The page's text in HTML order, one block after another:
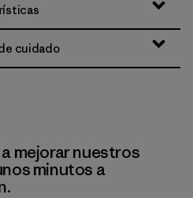
cuidado
mejorar nuestros
minutos a